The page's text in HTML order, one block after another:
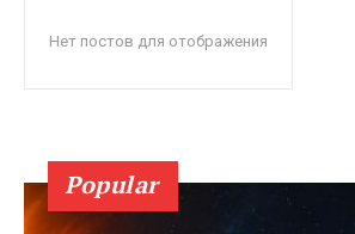
Нет постов для отображения
Popular